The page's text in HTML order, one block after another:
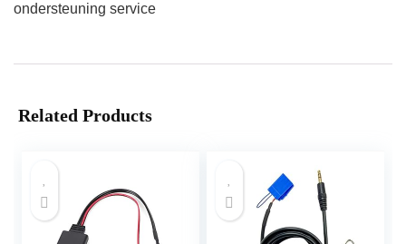
ondersteuning service
Related Products